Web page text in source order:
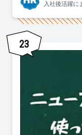
入社後活躍に
23